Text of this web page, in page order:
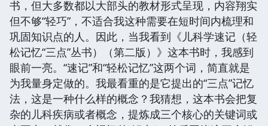
书，但大多数都以大部头的教材形式呈现，内容翔实
但不够“轻巧”，不适合我这种需要在短时间内梳理和
巩固知识点的人。因此，当我看到《儿科学速记（轻
松记忆“三点”丛书）（第二版）》这本书时，我感到
眼前一亮。“速记”和“轻松记忆”这两个词，简直就是
为我量身定做的。我最看重的是它提出的“三点”记忆
法，这是一种什么样的概念？我猜想，这本书会把复
杂的儿科疾病或者概念，提炼成三个核心的关键词或